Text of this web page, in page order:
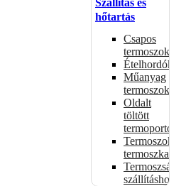
hőtartás
Csapos
termoszok
Ételhordók
Műanyag
termoszok
Oldalt
töltött
termoportok
Termoszok,
termoszkannák
Termoszsákok
szállításhoz